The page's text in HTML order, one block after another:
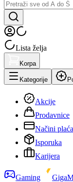
Lista želja
Korpa
Kategorije
Akcije
Prodavnice
Načini
Isporuka
Karijera
Gaming